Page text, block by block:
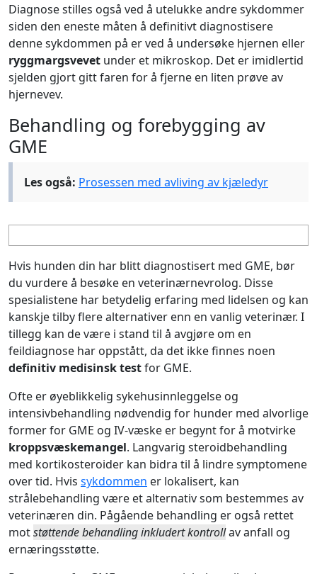
Diagnose stilles også ved å utelukke andre sykdommer
siden den eneste måten å definitivt diagnostisere
denne sykdommen på er ved å undersøke hjernen eller
ryggmargsvevet under et mikroskop. Det er imidlertid
sjelden gjort gitt faren for å fjerne en liten prøve av
hjernevev.
Behandling og forebygging av
GME
Les også: Prosessen med avliving av kjæledyr
Hvis hunden din har blitt diagnostisert med GME, bør
du vurdere å besøke en veterinærnevrolog. Disse
spesialistene har betydelig erfaring med lidelsen og kan
kanskje tilby flere alternativer enn en vanlig veterinær. I
tillegg kan de være i stand til å avgjøre om en
feildiagnose har oppstått, da det ikke finnes noen
definitiv medisinsk testfor GME.
Ofte er øyeblikkelig sykehusinnleggelse og
intensivbehandling nødvendig for hunder med alvorlige
former for GME og IV-væske er begynt for å motvirke
kroppsvæskemangel. Langvarig steroidbehandling
med kortikosteroider kan bidra til å lindre symptomene
over tid. Hvis sykdommen er lokalisert, kan
strålebehandling være et alternativ som bestemmes av
veterinæren din. Pågående behandling er også rettet
motstøttende behandling inkludert kontrollav anfall og
ernæringsstøtte.